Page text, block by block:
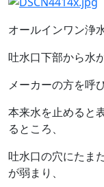
オールインワン浄
吐水口下部から水
メーカーの方を呼
本来水を止めると
るところ、
吐水口の穴にたま
が弱まり、